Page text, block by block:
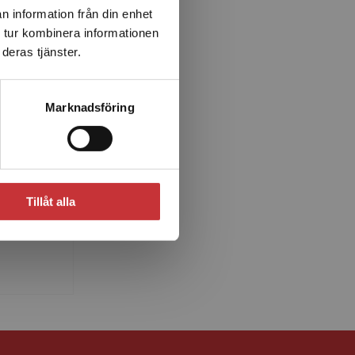
information från din enhet
kombinera informationen
tjänster.
Marknadsföring
Tillåt alla
i